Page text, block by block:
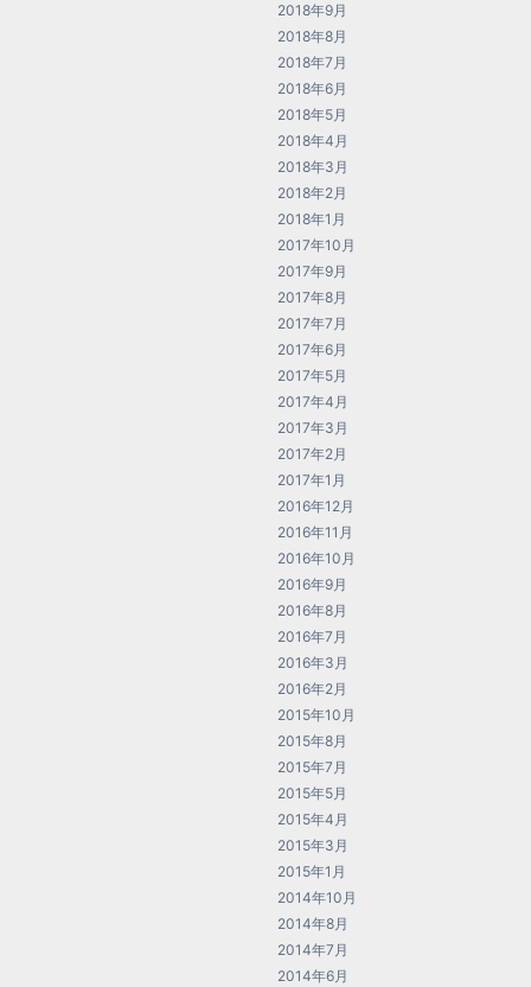
2018年9月
2018年8月
2018年7月
2018年6月
2018年5月
2018年4月
2018年3月
2018年2月
2018年1月
2017年10月
2017年9月
2017年8月
2017年7月
2017年6月
2017年5月
2017年4月
2017年3月
2017年2月
2017年1月
2016年12月
2016年11月
2016年10月
2016年9月
2016年8月
2016年7月
2016年3月
2016年2月
2015年10月
2015年8月
2015年7月
2015年5月
2015年4月
2015年3月
2015年1月
2014年10月
2014年8月
2014年7月
2014年6月